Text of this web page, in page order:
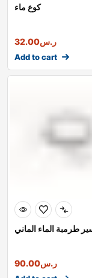
كوع ماء
ر.س32.00
Add to cart
طرمبة الماء الماني
ر.س90.00